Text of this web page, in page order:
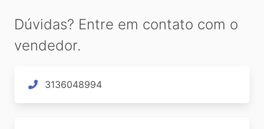
Dúvidas? Entre em contato com o
vendedor.
3136048994